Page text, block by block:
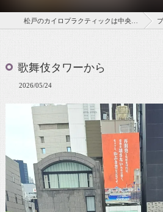
松戸のカイロプラクティックは中央カイロプラクティック ブ
歌舞伎タワーから
2026/05/24